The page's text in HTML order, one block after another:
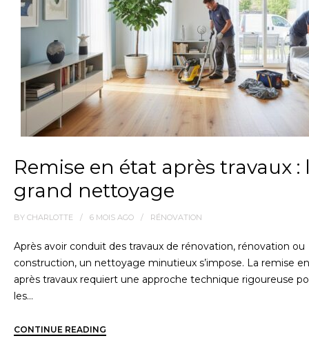
Remise en état après travaux :
grand nettoyage
BY CHARLOTTE 6 MOIS AGO RÉNOVATION
Après avoir conduit des travaux de rénovation, rénovation ou
construction, un nettoyage minutieux s’impose. La remise
après travaux requiert une approche technique rigoureuse
les…
CONTINUE READING